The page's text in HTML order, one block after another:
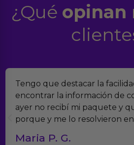
¿Qué opinan
Tengo que destacar la
encontrar la información de
ayer no recibí mi paquete y
porque y me lo resolvieron
Maria P. G.